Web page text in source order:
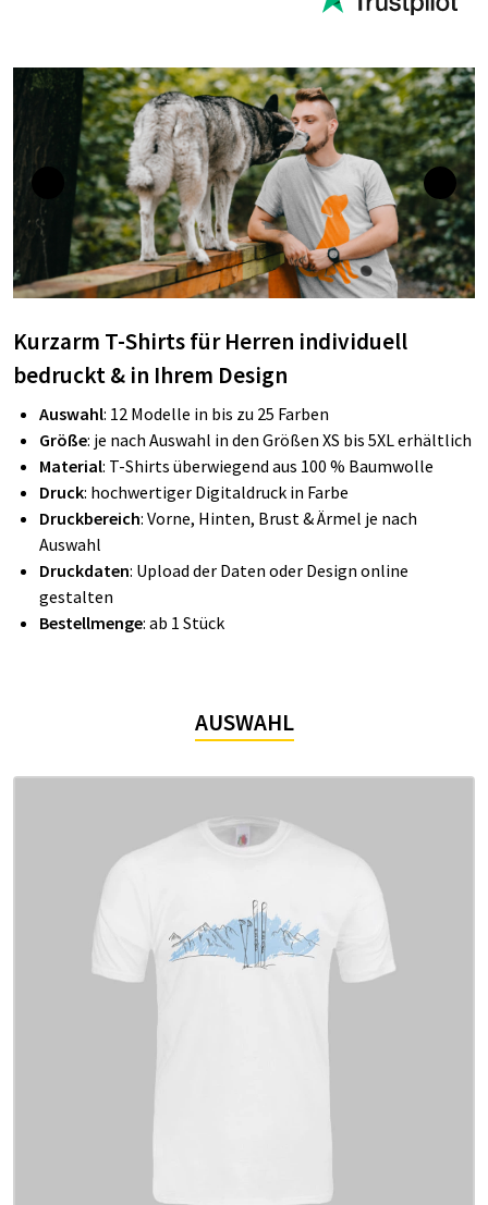
Kurzarm T-Shirts für Herren individuell
bedruckt & in Ihrem Design
Auswahl: 12 Modelle in bis zu 25 Farben
Größe: je nach Auswahl in den Größen XS bis 5XL erhältlich
Material: T-Shirts überwiegend aus 100 % Baumwolle
Druck: hochwertiger Digitaldruck in Farbe
Druckbereich: Vorne, Hinten, Brust & Ärmel je nach
Auswahl
Druckdaten: Upload der Daten oder Design online
gestalten
Bestellmenge: ab 1 Stück
AUSWAHL